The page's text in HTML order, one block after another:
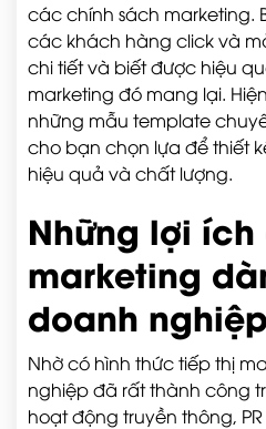
các chính sách marketing.
các khách hàng click và
chi tiết và biết được hiệu
marketing đó mang lại.
những mẫu template
cho bạn chọn lựa để thiết
hiệu quả và chất lượng.
Những lợi
marketing
doanh nghiệp
Nhờ có hình thức tiếp thị
nghiệp đã rất thành công
hoạt động truyền thông,